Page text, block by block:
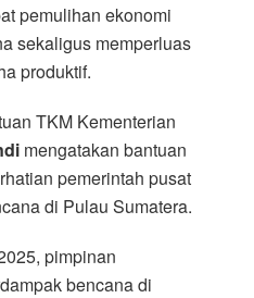
pemulihan ekonomi
sekaligus memperluas
produktif.
TKM Kementerian
mengatakan bantuan
pemerintah pusat
di Pulau Sumatera.
pimpinan
bencana di